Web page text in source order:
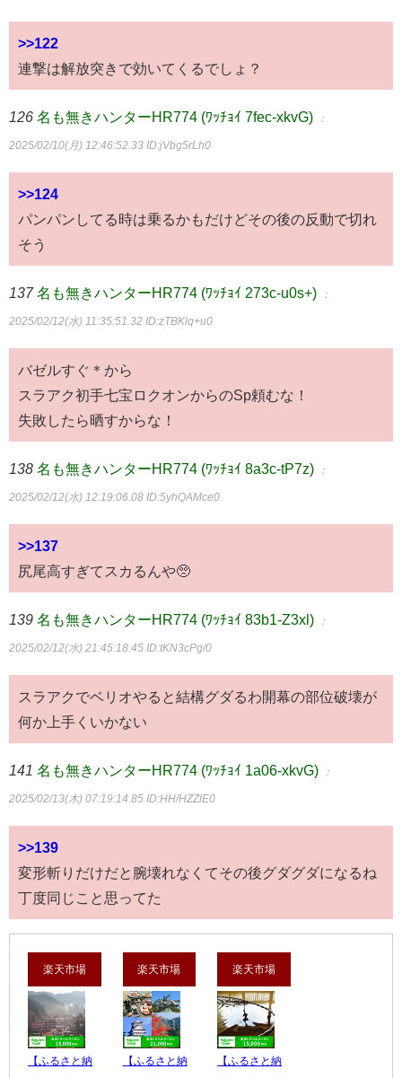
>>122
連撃は解放突きで効いてくるでしょ？
126 名も無きハンターHR774 (ﾜｯﾁｮｲ 7fec-xkvG) ：
2025/02/10(月) 12:46:52.33 ID:jVbg5rLh0
>>124
パンパンしてる時は乗るかもだけどその後の反動で切れ
そう
137 名も無きハンターHR774 (ﾜｯﾁｮｲ 273c-u0s+) ：
2025/02/12(水) 11:35:51.32 ID:zTBKlq+u0
バゼルすぐ＊から
スラアク初手七宝ロクオンからのSp頼むな！
失敗したら晒すからな！
138 名も無きハンターHR774 (ﾜｯﾁｮｲ 8a3c-tP7z) ：
2025/02/12(水) 12:19:06.08 ID:5yhQAMce0
>>137
尻尾高すぎてスカるんや🥺
139 名も無きハンターHR774 (ﾜｯﾁｮｲ 83b1-Z3xl) ：
2025/02/12(水) 21:45:18.45 ID:tKN3cPg/0
スラアクでベリオやると結構グダるわ開幕の部位破壊が
何か上手くいかない
141 名も無きハンターHR774 (ﾜｯﾁｮｲ 1a06-xkvG) ：
2025/02/13(木) 07:19:14.85 ID:HH/HZZlE0
>>139
変形斬りだけだと腕壊れなくてその後グダグダになるね
丁度同じこと思ってた
楽天市場
【ふるさと納
楽天市場
【ふるさと納
楽天市場
【ふるさと納